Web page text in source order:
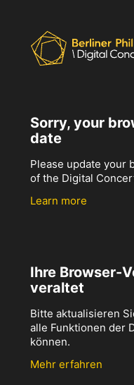
Sorry, your
date
Please update your
of the Digital
Learn more
Ihre Browser-
veraltet
Bitte aktualisieren
alle Funktionen der
können.
Mehr erfahren